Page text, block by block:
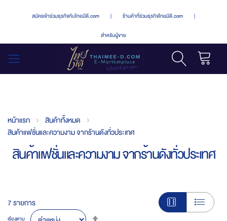
สมัครเข้าร่วมธุรกิจกับไทยมีดี.com | ร้านค้าที่ร่วมธุรกิจไทยมีดี.com |
สำหรับผู้ขาย
หน้าแรก
สินค้าทั้งหมด
สินค้าแฟชั่นและความงาม จากร้านดังทั่วประเทศ
สินค้าแฟชั่นและความงาม จากร้านดังทั่วประเทศ
7รายการ
เรียงตาม